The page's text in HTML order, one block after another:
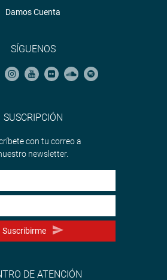
Damos Cuenta
SÍGUENOS
SUSCRIPCIÓN
con tu correo a
newsletter.
Suscribirme
DE ATENCIÓN